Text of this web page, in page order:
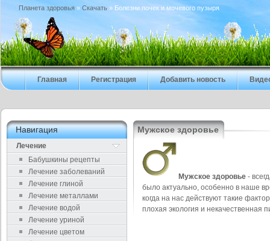
Планета здоровья » Скачать » Болезни почек и мочевого пузыря
Главная Регистрация Добавить новость
Навигация
Лечение
Бабушкины рецепты
Лечение заболеваний
Лечение глиной
Лечение металлами
Лечение водой
Лечение уриной
Лечение цветом
Мужское здоровье
Мужское здоровье -
было актуально, особенно в наше
когда на нас действуют такие
плохая экология и некачественная